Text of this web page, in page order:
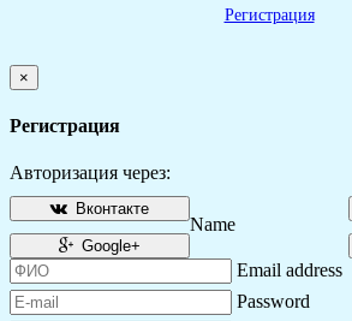
Регистрация
×
Регистрация
Авторизация через:
Вконтакте
Google+
Name
Email address
Password